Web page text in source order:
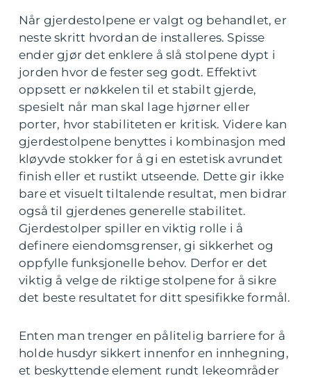
Når gjerdestolpene er valgt og behandlet, er
neste skritt hvordan de installeres. Spisse
ender gjør det enklere å slå stolpene dypt i
jorden hvor de fester seg godt. Effektivt
oppsett er nøkkelen til et stabilt gjerde,
spesielt når man skal lage hjørner eller
porter, hvor stabiliteten er kritisk. Videre kan
gjerdestolpene benyttes i kombinasjon med
kløyvde stokker for å gi en estetisk avrundet
finish eller et rustikt utseende. Dette gir ikke
bare et visuelt tiltalende resultat, men bidrar
også til gjerdenes generelle stabilitet.
Gjerdestolper spiller en viktig rolle i å
definere eiendomsgrenser, gi sikkerhet og
oppfylle funksjonelle behov. Derfor er det
viktig å velge de riktige stolpene for å sikre
det beste resultatet for ditt spesifikke formål.
Enten man trenger en pålitelig barriere for å
holde husdyr sikkert innenfor en innhegning,
et beskyttende element rundt lekeområder